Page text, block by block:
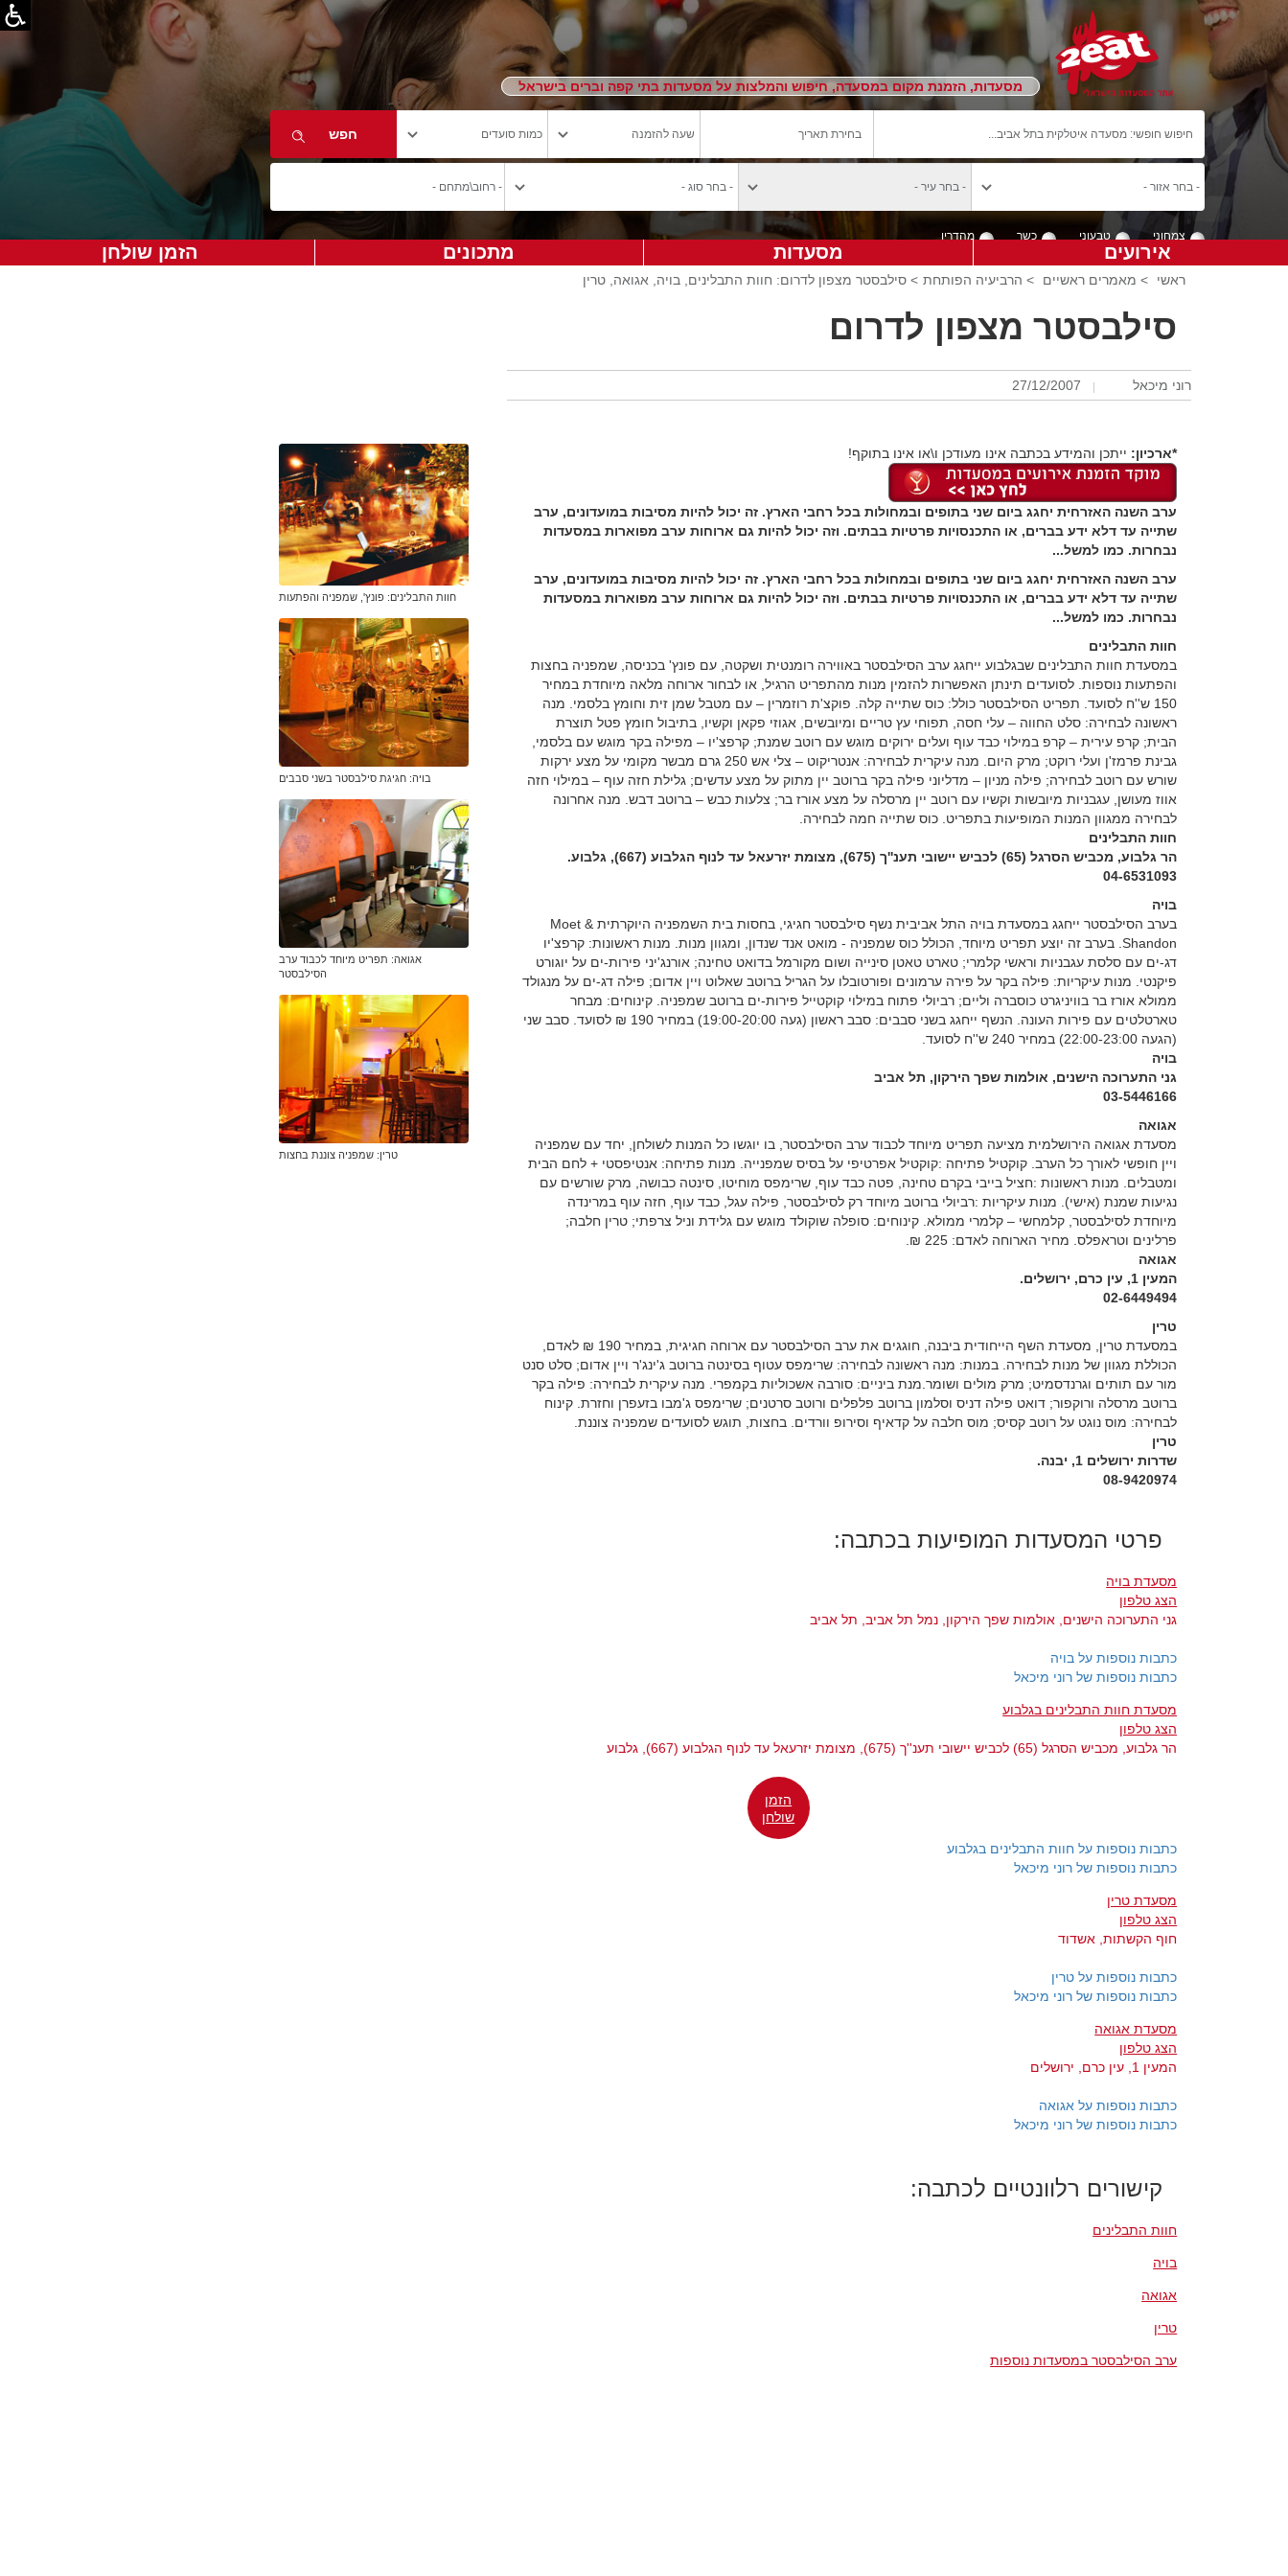
מסעדות, הזמנת מקום במסעדה, חיפוש והמלצות על מסעדות בתי קפה וברים בישראל
צמחוני טבעוני כשר מהדרין
אירועים מסעדות מתכונים הזמן שולחן
ראשי > מאמרים ראשיים > הרביעיה הפותחת > סילבסטר מצפון לדרום: חוות התבלינים, בויה, אגואה, טרין
סילבסטר מצפון לדרום
רוני מיכאל 27/12/2007
*ארכיון: ייתכן והמידע בכתבה אינו מעודכן ו\או אינו בתוקף!
ערב השנה האזרחית יחגג ביום שני בתופים ובמחולות בכל רחבי הארץ. זה יכול להיות מסיבות במועדונים, ערב
שתייה עד דלא ידע בברים, או התכנסויות פרטיות בבתים. וזה יכול להיות גם ארוחות ערב מפוארות במסעדות
נבחרות. כמו למשל...
ערב השנה האזרחית יחגג ביום שני בתופים ובמחולות בכל רחבי הארץ. זה יכול להיות מסיבות במועדונים, ערב
שתייה עד דלא ידע בברים, או התכנסויות פרטיות בבתים. וזה יכול להיות גם ארוחות ערב מפוארות במסעדות
נבחרות. כמו למשל...
חוות התבלינים
במסעדת חוות התבלינים שבגלבוע ייחגג ערב הסילבסטר באווירה רומנטית ושקטה, עם פונץ' בכניסה, שמפניה בחצות
והפתעות נוספות. לסועדים תינתן האפשרות להזמין מנות מהתפריט הרגיל, או לבחור ארוחה מלאה מיוחדת במחיר
150 ש''ח לסועד. תפריט הסילבסטר כולל: כוס שתייה קלה. פוקצ'ת רוזמרין – עם מטבל שמן זית וחומץ בלסמי. מנה
ראשונה לבחירה: סלט החווה – עלי חסה, תפוחי עץ טריים ומיובשים, אגוזי פקאן וקשיו, בתיבול חומץ פטל תוצרת
הבית; קרפ עירית – קרפ במילוי כבד עוף ועלים ירוקים מוגש עם רוטב שמנת; קרפצ'יו – מפילה בקר מוגש עם בלסמי,
גבינת פרמז'ן ועלי רוקט; מרק היום. מנה עיקרית לבחירה: אנטריקוט – צלי אש 250 גרם מבשר מקומי על מצע ירקות
שורש עם רוטב לבחירה; פילה מניון – מדליוני פילה בקר ברוטב יין מתוק על מצע עדשים; גלילת חזה עוף – במילוי חזה
אווז מעושן, עגבניות מיובשות וקשיו עם רוטב יין מרסלה על מצע אורז בר; צלעות כבש – ברוטב דבש. מנה אחרונה
לבחירה ממגוון המנות המופיעות בתפריט. כוס שתייה חמה לבחירה.
חוות התבלינים
הר גלבוע, מכביש הסרגל (65) לכביש יישובי תענ''ך (675), מצומת יזרעאל עד לנוף הגלבוע (667), גלבוע.
04-6531093
בויה
בערב הסילבסטר ייחגג במסעדת בויה התל אביבית נשף סילבסטר חגיגי, בחסות בית השמפניה היוקרתית Moet &
Shandon. בערב זה יוצע תפריט מיוחד, הכולל כוס שמפניה - מואט אנד שנדון, ומגוון מנות. מנות ראשונות: קרפצ'יו
דג-ים עם סלסת עגבניות וראשי קלמרי; טארט טאטן סינייה ושום מקורמל בדואט טחינה; אורנג'יני פירות-ים על יוגורט
פיקנטי. מנות עיקריות: פילה בקר על פירה ערמונים ופורטובלו על הגריל ברוטב שאלוט ויין אדום; פילה דג-ים על מנגולד
ממולא אורז בר בוויניגרט כוסברה וליים; רביולי פתוח במילוי קוקטייל פירות-ים ברוטב שמפניה. קינוחים: מבחר
טארטלטים עם פירות העונה. הנשף ייחגג בשני סבבים: סבב ראשון (געה 19:00-20:00) במחיר 190 ₪ לסועד. סבב שני
(הגעה 22:00-23:00) במחיר 240 ש''ח לסועד.
בויה
גני התערוכה הישנים, אולמות שפך הירקון, תל אביב
03-5446166
אגואה
מסעדת אגואה הירושלמית מציעה תפריט מיוחד לכבוד ערב הסילבסטר, בו יוגשו כל המנות לשולחן, יחד עם שמפניה
ויין חופשי לאורך כל הערב. קוקטיל פתיחה :קוקטיל אפרטיפי על בסיס שמפנייה. מנות פתיחה: אנטיפסטי + לחם הבית
ומטבלים. מנות ראשונות :חציל בייבי בקרם טחינה, פטה כבד עוף, שרימפס מוחיטו, סינטה כבושה, מרק שורשים עם
נגיעות שמנת (אישי). מנות עיקריות :רביולי ברוטב מיוחד רק לסילבסטר, פילה עגל, כבד עוף, חזה עוף במרינדה
מיוחדת לסילבסטר, קלמחשי – קלמרי ממולא. קינוחים: סופלה שוקולד מוגש עם גלידת וניל צרפתי; טרין חלבה;
פרלינים וטראפלס. מחיר הארוחה לאדם: 225 ₪.
אגואה
המעין 1, עין כרם, ירושלים.
02-6449494
טרין
במסעדת טרין, מסעדת השף הייחודית ביבנה, חוגגים את ערב הסילבסטר עם ארוחה חגיגית, במחיר 190 ₪ לאדם,
הכוללת מגוון של מנות לבחירה. במנות: ‏‏מנה ראשונה לבחירה: שרימפס עטוף בסינטה ברוטב ג'ינג'ר ויין אדום; סלט סנט
מור עם תותים וגרנדסמיט; מרק מולים ושומר.מנת ביניים: סורבה אשכוליות בקמפרי. מנה עיקרית לבחירה: פילה בקר
ברוטב מרסלה ורוקפור; דואט פילה דניס וסלמון ברוטב פלפלים ורוטב סרטנים; שרימפס ג'מבו בזעפרן וחזרת. קינוח
לבחירה: מוס נוגט על רוטב קסיס; מוס חלבה על קדאיף וסירופ וורדים. בחצות, תוגש לסועדים שמפניה צוננת.
טרין
שדרות ירושלים 1, יבנה.
08-9420974
חוות התבלינים: פונץ', שמפניה והפתעות
בויה: חגיגת סילבסטר בשני סבבים
אגואה: תפריט מיוחד לכבוד ערב
הסילבסטר
טרין: שמפניה צוננת בחצות
פרטי המסעדות המופיעות בכתבה:
מסעדת בויה
הצג טלפון
גני התערוכה הישנים, אולמות שפך הירקון, נמל תל אביב, תל אביב
כתבות נוספות על בויה
כתבות נוספות של רוני מיכאל
מסעדת חוות התבלינים בגלבוע
הצג טלפון
הר גלבוע, מכביש הסרגל (65) לכביש יישובי תענ''ך (675), מצומת יזרעאל עד לנוף הגלבוע (667), גלבוע
הזמן
שולחן
כתבות נוספות על חוות התבלינים בגלבוע
כתבות נוספות של רוני מיכאל
מסעדת טרין
הצג טלפון
חוף הקשתות, אשדוד
כתבות נוספות על טרין
כתבות נוספות של רוני מיכאל
מסעדת אגואה
הצג טלפון
המעין 1, עין כרם, ירושלים
כתבות נוספות על אגואה
כתבות נוספות של רוני מיכאל
קישורים רלוונטיים לכתבה:
חוות התבלינים
בויה
אגואה
טרין
ערב הסילבסטר במסעדות נוספות